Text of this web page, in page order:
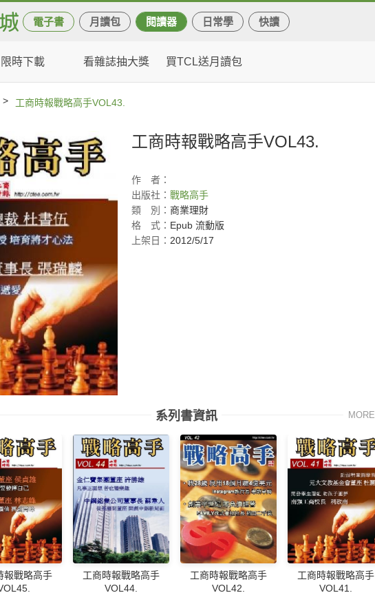
電子書 月讀包 閱讀器 日常學 快讀
限時下載 看雜誌抽大獎 買TCL送月讀包
> 工商時報戰略高手VOL43.
工商時報戰略高手VOL43.
作
者：
出版社： 戰略高手
類
別： 商業理財
格
式： Epub 流動版
上架日： 2012/5/17
系列書資訊 MORE
報戰略高手
工商時報戰略高手
VOL44.
工商時報戰略高手
VOL42.
工商時報戰略高手
VOL41.